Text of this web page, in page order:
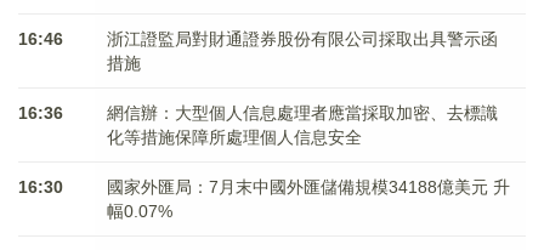
16:46
浙江證監局對財通證券股份有限公司採取出具警示函
措施
16:36
網信辦：大型個人信息處理者應當採取加密、去標識
化等措施保障所處理個人信息安全
16:30
國家外匯局：7月末中國外匯儲備規模34188億美元 升
幅0.07%